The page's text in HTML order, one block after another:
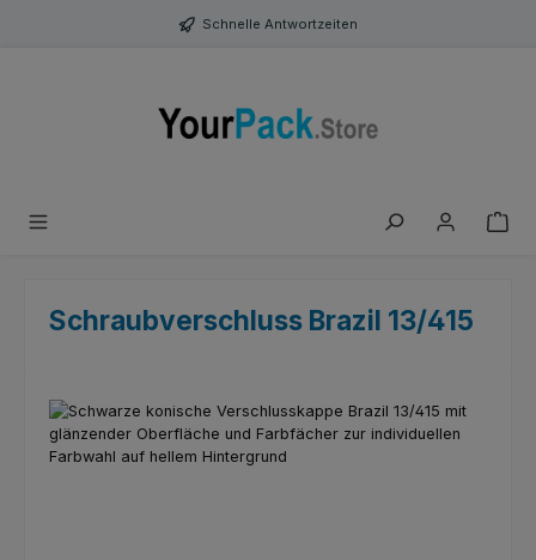
Zum Hauptinhalt springen Schnelle Antwortzeiten
Schraubverschluss Brazil 13/415